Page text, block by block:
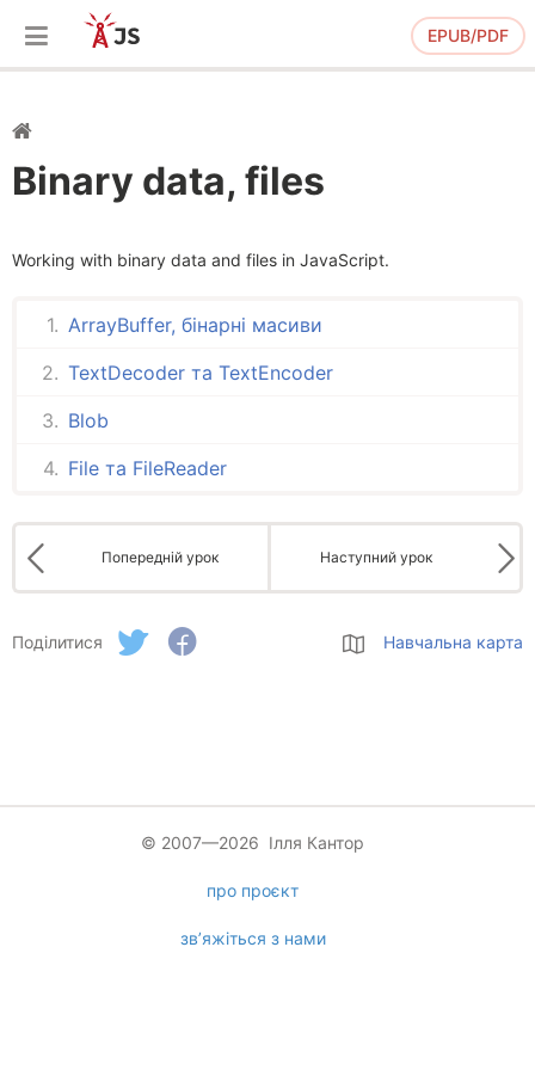
EPUB/PDF
Binary data, files
Working with binary data and files in JavaScript.
ArrayBuffer, бінарні масиви
TextDecoder та TextEncoder
Blob
File та FileReader
Попередній урок Наступний урок
Поділитися Навчальна карта
© 2007—2026 Ілля Кантор
про проєкт
зв’яжіться з нами